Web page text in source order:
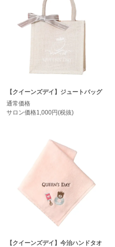
【クイーンズデイ】ジュートバッグ
通常価格
サロン価格1,000円(税抜)
【クイーンズデイ】今治ハンドタオ